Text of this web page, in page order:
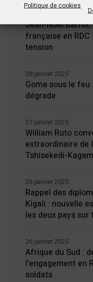
Politique de cookies
Jean-Noël
française en
tension
Goma sous le
dégrade
28 janvier 2025
William Ruto
extraordinaire de
Tshisekedi-
27 janvier 2025
Rappel des
Kigali : nouvelle
les deux pays sur
26 janvier 2025
Afrique du Sud :
l’engagement en
soldats
26 janvier 2025